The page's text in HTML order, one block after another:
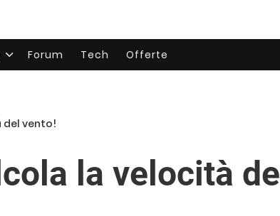
Forum Tech Offerte
del vento!
la velocità del